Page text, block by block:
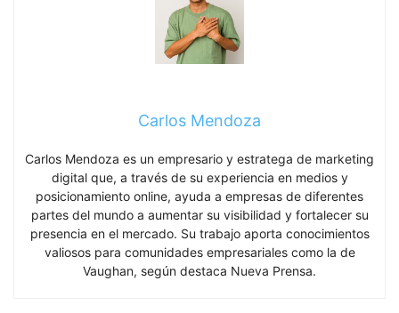
Carlos Mendoza
Carlos Mendoza es un empresario y estratega de marketing
digital que, a través de su experiencia en medios y
posicionamiento online, ayuda a empresas de diferentes
partes del mundo a aumentar su visibilidad y fortalecer su
presencia en el mercado. Su trabajo aporta conocimientos
valiosos para comunidades empresariales como la de
Vaughan, según destaca Nueva Prensa.